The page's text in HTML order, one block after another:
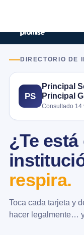
DIRECTORIO DE
PS
Principal
Principal
Consultado 14
¿Te
respira.
Toca cada tarjeta y
hacer legalmente…